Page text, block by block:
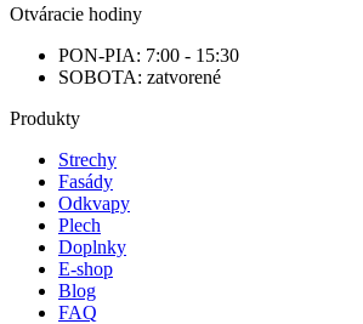
Otváracie hodiny
PON-PIA: 7:00 - 15:30
SOBOTA: zatvorené
Produkty
Strechy
Fasády
Odkvapy
Plech
Doplnky
E-shop
Blog
FAQ